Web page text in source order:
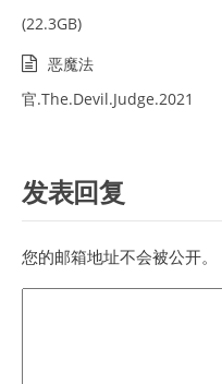
(22.3GB)
恶魔法
官.The.Devil.Judge.2021
发表回复
您的邮箱地址不会被公开。